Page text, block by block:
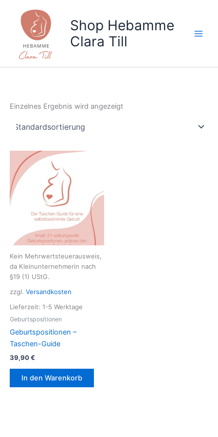
springen
Shop Hebamme
Clara Till
Einzelnes Ergebnis wird angezeigt
Kein Mehrwertsteuerausweis,
da Kleinunternehmerin nach
§19 (1) UStG.
zzgl. Versandkosten
Lieferzeit: 1-5 Werktage
Geburtspositionen
Geburtspositionen –
Taschen-Guide
39,90€
In den Warenkorb